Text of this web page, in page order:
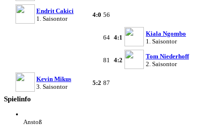
Endrit Cakici
1. Saisontor
4:0 56
64 4:1
Kiala Ngombo
1. Saisontor
81 4:2
Tom Niederhoff
2. Saisontor
Kevin Mikus
3. Saisontor
5:2 87
Spielinfo
Anstoß